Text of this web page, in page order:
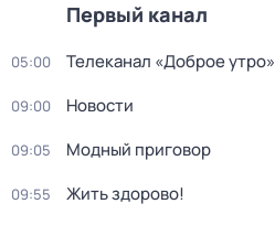
Первый канал
05:00 Телеканал «Доброе утро»
09:00 Новости
09:05 Модный приговор
09:55 Жить здорово!